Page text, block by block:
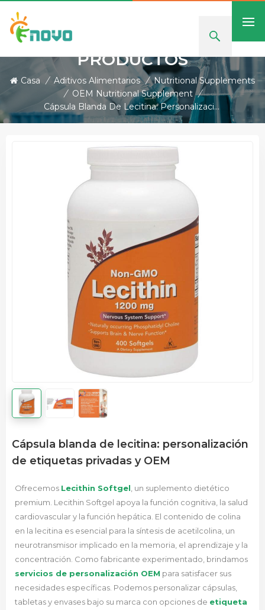
PRODUCTOS
Casa / Aditivos Alimentarios / Nutritional Supplements
/ OEM Nutritional Supplement /
Cápsula Blanda De Lecitina: Personalización De Etiquetas Privadas Y OEM
Cápsula blanda de lecitina: personalización
de etiquetas privadas y OEM
Ofrecemos Lecithin Softgel , un suplemento dietético
premium. Lecithin Softgel apoya la función cognitiva, la salud
cardiovascular y la función hepática. El contenido de colina
en la lecitina es esencial para la síntesis de acetilcolina, un
neurotransmisor implicado en la memoria, el aprendizaje y la
concentración. Como fabricante experimentado, brindamos
servicios de personalización OEM para satisfacer sus
necesidades específicas. Podemos personalizar cápsulas,
tabletas y envases bajo su marca con opciones de etiqueta